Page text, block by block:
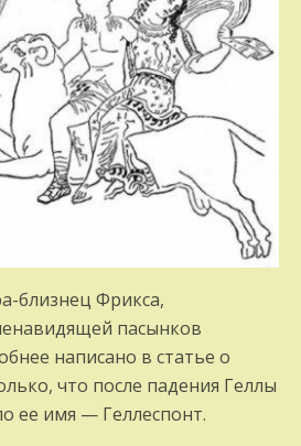
близнец Фрикса,
пасынков
написано в статье о
что после падения Геллы
ее имя — Геллеспонт.